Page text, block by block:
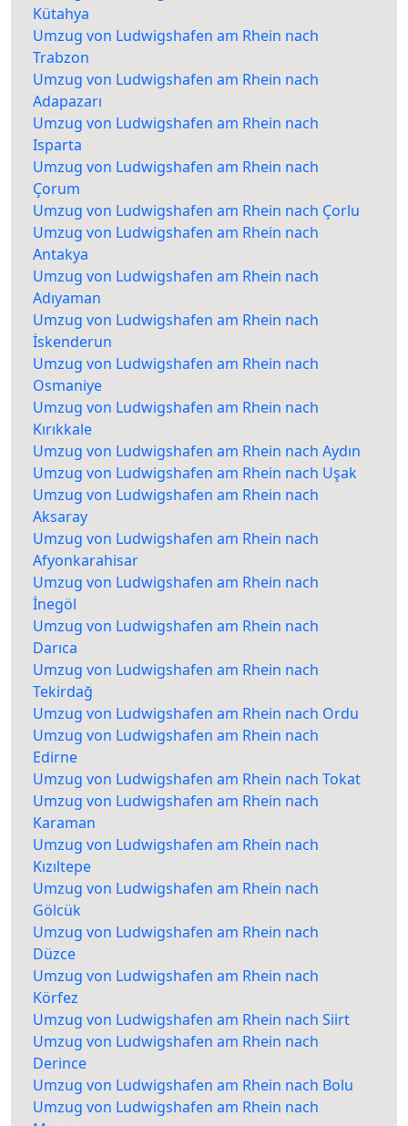
Kütahya
Umzug von Ludwigshafen am Rhein nach
Trabzon
Umzug von Ludwigshafen am Rhein nach
Adapazarı
Umzug von Ludwigshafen am Rhein nach
Isparta
Umzug von Ludwigshafen am Rhein nach
Çorum
Umzug von Ludwigshafen am Rhein nach Çorlu
Umzug von Ludwigshafen am Rhein nach
Antakya
Umzug von Ludwigshafen am Rhein nach
Adıyaman
Umzug von Ludwigshafen am Rhein nach
İskenderun
Umzug von Ludwigshafen am Rhein nach
Osmaniye
Umzug von Ludwigshafen am Rhein nach
Kırıkkale
Umzug von Ludwigshafen am Rhein nach Aydın
Umzug von Ludwigshafen am Rhein nach Uşak
Umzug von Ludwigshafen am Rhein nach
Aksaray
Umzug von Ludwigshafen am Rhein nach
Afyonkarahisar
Umzug von Ludwigshafen am Rhein nach
İnegöl
Umzug von Ludwigshafen am Rhein nach
Darıca
Umzug von Ludwigshafen am Rhein nach
Tekirdağ
Umzug von Ludwigshafen am Rhein nach Ordu
Umzug von Ludwigshafen am Rhein nach
Edirne
Umzug von Ludwigshafen am Rhein nach Tokat
Umzug von Ludwigshafen am Rhein nach
Karaman
Umzug von Ludwigshafen am Rhein nach
Kızıltepe
Umzug von Ludwigshafen am Rhein nach
Gölcük
Umzug von Ludwigshafen am Rhein nach
Düzce
Umzug von Ludwigshafen am Rhein nach
Körfez
Umzug von Ludwigshafen am Rhein nach Siirt
Umzug von Ludwigshafen am Rhein nach
Derince
Umzug von Ludwigshafen am Rhein nach Bolu
Umzug von Ludwigshafen am Rhein nach